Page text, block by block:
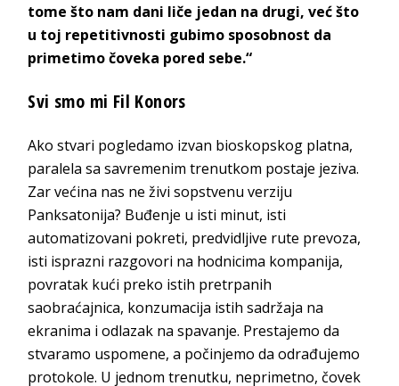
tome što nam dani liče jedan na drugi, već što
u toj repetitivnosti gubimo sposobnost da
primetimo čoveka pored sebe.“
Svi smo mi Fil Konors
Ako stvari pogledamo izvan bioskopskog platna,
paralela sa savremenim trenutkom postaje jeziva.
Zar većina nas ne živi sopstvenu verziju
Panksatonija? Buđenje u isti minut, isti
automatizovani pokreti, predvidljive rute prevoza,
isti isprazni razgovori na hodnicima kompanija,
povratak kući preko istih pretrpanih
saobraćajnica, konzumacija istih sadržaja na
ekranima i odlazak na spavanje. Prestajemo da
stvaramo uspomene, a počinjemo da odrađujemo
protokole. U jednom trenutku, neprimetno, čovek